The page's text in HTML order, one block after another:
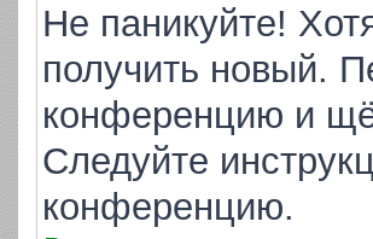
Не паникуйте!
получить новый.
конференцию и
Следуйте
конференцию.